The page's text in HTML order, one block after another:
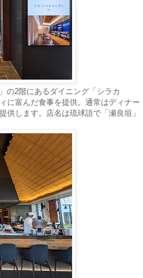
の2階にあるダイニング「シラカ
に富んだ食事を提供。通常はディナー
供します。店名は琉球語で「瀬良垣」